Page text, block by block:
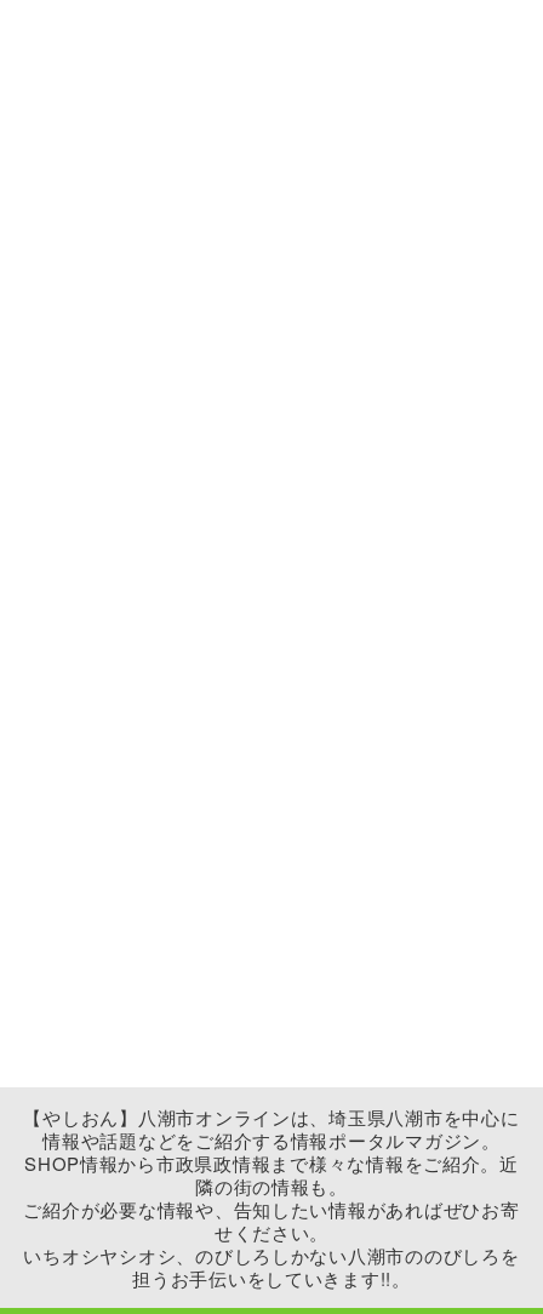
【やしおん】八潮市オンラインは、埼玉県八潮市を中心に
情報や話題などをご紹介する情報ポータルマガジン。
SHOP情報から市政県政情報まで様々な情報をご紹介。近
隣の街の情報も。
ご紹介が必要な情報や、告知したい情報があればぜひお寄
せください。
いちオシヤシオシ、のびしろしかない八潮市ののびしろを
担うお手伝いをしていきます!!。